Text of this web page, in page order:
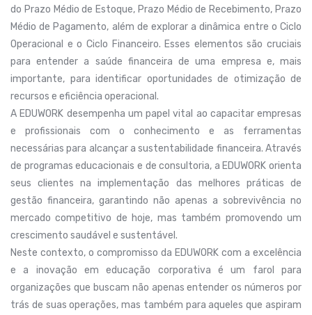
do Prazo Médio de Estoque, Prazo Médio de Recebimento, Prazo
Médio de Pagamento, além de explorar a dinâmica entre o Ciclo
Operacional e o Ciclo Financeiro. Esses elementos são cruciais
para entender a saúde financeira de uma empresa e, mais
importante, para identificar oportunidades de otimização de
recursos e eficiência operacional.
A EDUWORK desempenha um papel vital ao capacitar empresas
e profissionais com o conhecimento e as ferramentas
necessárias para alcançar a sustentabilidade financeira. Através
de programas educacionais e de consultoria, a EDUWORK orienta
seus clientes na implementação das melhores práticas de
gestão financeira, garantindo não apenas a sobrevivência no
mercado competitivo de hoje, mas também promovendo um
crescimento saudável e sustentável.
Neste contexto, o compromisso da EDUWORK com a excelência
e a inovação em educação corporativa é um farol para
organizações que buscam não apenas entender os números por
trás de suas operações, mas também para aqueles que aspiram